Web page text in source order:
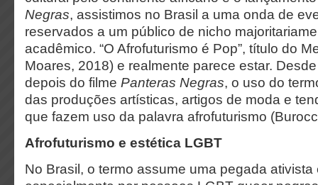
Negras, assistimos no Brasil a uma onda de
reservados a um público de nicho
acadêmico. “O Afrofuturismo é Pop”, título do
Moares, 2018) e realmente parece estar.
depois do filme Panteras Negras, o uso do
das produções artísticas, artigos de moda e
que fazem uso da palavra afrofuturismo
Afrofuturismo e estética LGBT
No Brasil, o termo assume uma pegada ativista